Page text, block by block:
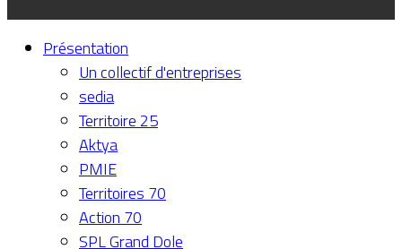
Présentation
Un collectif d'entreprises
sedia
Territoire 25
Aktya
PMIE
Territoires 70
Action 70
SPL Grand Dole